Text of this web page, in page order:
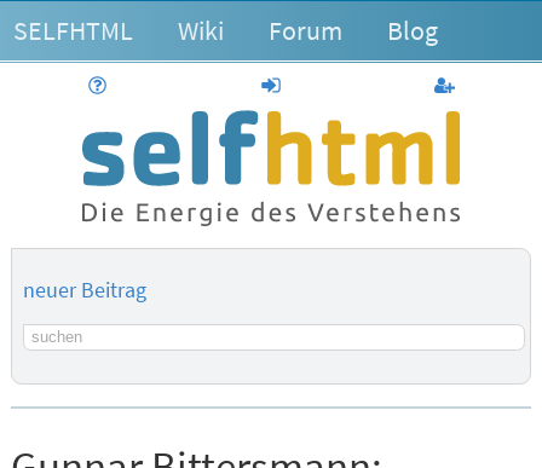
SELFHTML Wiki Forum Blog
anmelden
neuer Beitrag
Suchbegriff